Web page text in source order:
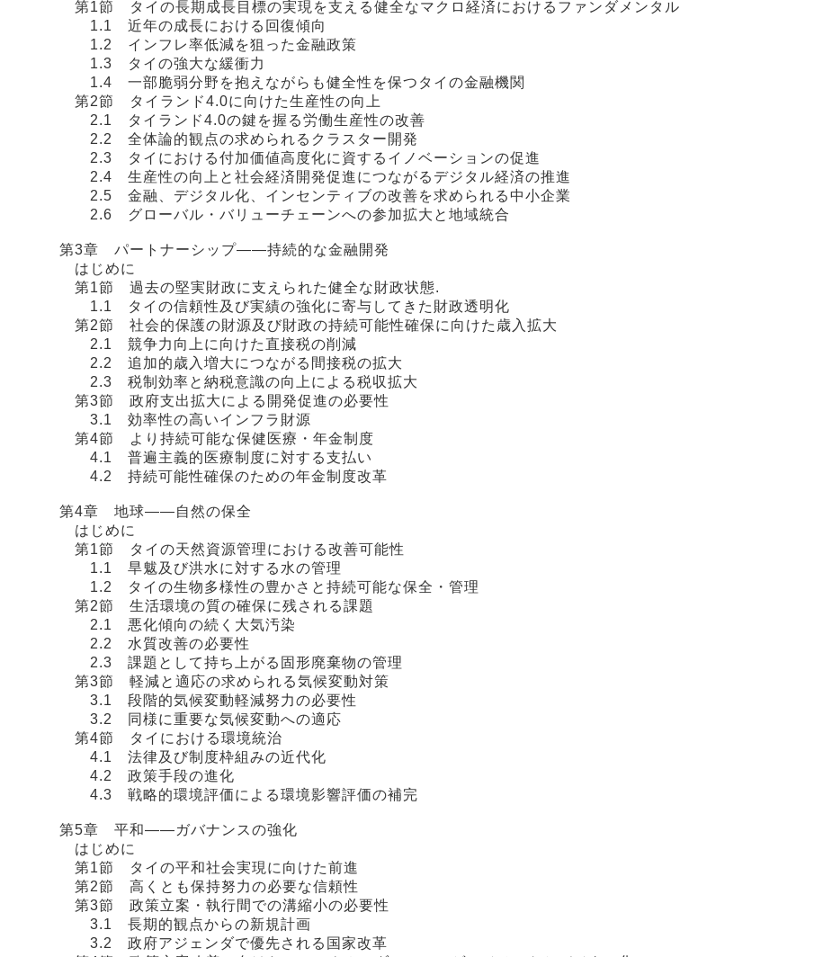
第1節 タイの長期成長目標の実現を支える健全なマクロ経済におけるファンダメンタル
1.1 近年の成長における回復傾向
1.2 インフレ率低減を狙った金融政策
1.3 タイの強大な緩衝力
1.4 一部脆弱分野を抱えながらも健全性を保つタイの金融機関
第2節 タイランド4.0に向けた生産性の向上
2.1 タイランド4.0の鍵を握る労働生産性の改善
2.2 全体論的観点の求められるクラスター開発
2.3 タイにおける付加価値高度化に資するイノベーションの促進
2.4 生産性の向上と社会経済開発促進につながるデジタル経済の推進
2.5 金融、デジタル化、インセンティブの改善を求められる中小企業
2.6 グローバル・バリューチェーンへの参加拡大と地域統合
第3章 パートナーシップ――持続的な金融開発
はじめに
第1節 過去の堅実財政に支えられた健全な財政状態.
1.1 タイの信頼性及び実績の強化に寄与してきた財政透明化
第2節 社会的保護の財源及び財政の持続可能性確保に向けた歳入拡大
2.1 競争力向上に向けた直接税の削減
2.2 追加的歳入増大につながる間接税の拡大
2.3 税制効率と納税意識の向上による税収拡大
第3節 政府支出拡大による開発促進の必要性
3.1 効率性の高いインフラ財源
第4節 より持続可能な保健医療・年金制度
4.1 普遍主義的医療制度に対する支払い
4.2 持続可能性確保のための年金制度改革
第4章 地球――自然の保全
はじめに
第1節 タイの天然資源管理における改善可能性
1.1 旱魃及び洪水に対する水の管理
1.2 タイの生物多様性の豊かさと持続可能な保全・管理
第2節 生活環境の質の確保に残される課題
2.1 悪化傾向の続く大気汚染
2.2 水質改善の必要性
2.3 課題として持ち上がる固形廃棄物の管理
第3節 軽減と適応の求められる気候変動対策
3.1 段階的気候変動軽減努力の必要性
3.2 同様に重要な気候変動への適応
第4節 タイにおける環境統治
4.1 法律及び制度枠組みの近代化
4.2 政策手段の進化
4.3 戦略的環境評価による環境影響評価の補完
第5章 平和――ガバナンスの強化
はじめに
第1節 タイの平和社会実現に向けた前進
第2節 高くとも保持努力の必要な信頼性
第3節 政策立案・執行間での溝縮小の必要性
3.1 長期的観点からの新規計画
3.2 政府アジェンダで優先される国家改革